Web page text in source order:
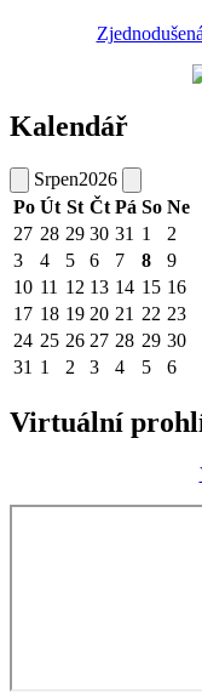
Kalendář
Srpen2026
Po Út St Čt Pá So Ne
27 28 29 30 31 1
2
3
4 5 6 7 8
9
10 11 12 13 14 15 16
17 18 19 20 21 22 23
24 25 26 27 28 29 30
31 1 2 3 4 5 6
Virtuální